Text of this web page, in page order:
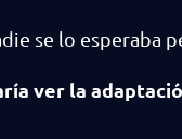
se lo esperaba
ver la